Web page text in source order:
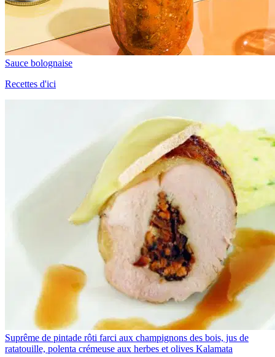
Sauce bolognaise
Recettes d'ici
Suprême de pintade rôti farci aux champignons des bois, jus de
ratatouille, polenta crémeuse aux herbes et olives Kalamata